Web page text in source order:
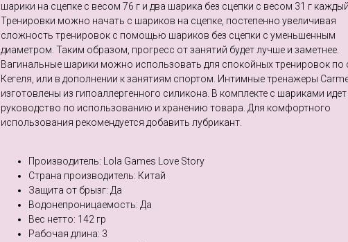
шарики на сцепке с весом 76 г и два шарика без сцепки с весом 31 г
Тренировки можно начать с шариков на сцепке, постепенно увеличивая
сложность тренировок с помощью шариков без сцепки с уменьшенным
диаметром. Таким образом, прогресс от занятий будет лучше и заметнее.
Вагинальные шарики можно использовать для спокойных тренировок по
Кегеля, или в дополнении к занятиям спортом. Интимные тренажеры
изготовлены из гипоаллергенного силикона. В комплекте с шариками идет
руководство по использованию и хранению товара. Для комфортного
использования рекомендуется добавить лубрикант.
Производитель: Lola Games Love Story
Страна производитель: Китай
Защита от брызг: Да
Водонепроницаемость: Да
Веc нетто: 142 гр
Рабочая длина: 3